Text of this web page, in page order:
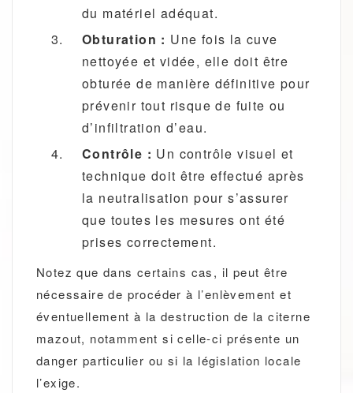
du matériel adéquat.
Obturation : Une fois la cuve
nettoyée et vidée, elle doit être
obturée de manière définitive pour
prévenir tout risque de fuite ou
d’infiltration d’eau.
Contrôle : Un contrôle visuel et
technique doit être effectué après
la neutralisation pour s’assurer
que toutes les mesures ont été
prises correctement.
Notez que dans certains cas, il peut être
nécessaire de procéder à l’enlèvement et
éventuellement à la destruction de la citerne
mazout, notamment si celle-ci présente un
danger particulier ou si la législation locale
l’exige.